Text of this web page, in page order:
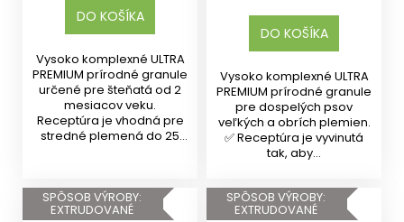
DO KOŠÍKA
Vysoko komplexné ULTRA
PREMIUM prírodné granule
určené pre šteňatá od 2
mesiacov veku.
Receptúra je vhodná pre
stredné plemená do 25
DO KOŠÍKA
Vysoko komplexné ULTRA
PREMIUM prírodné granule
pre dospelých psov
veľkých a obrích plemien.
✅ Receptúra je vyvinutá
tak, aby...
SPÔSOB VÝROBY:
EXTRUDOVANÉ
SPÔSOB VÝROBY:
EXTRUDOVANÉ